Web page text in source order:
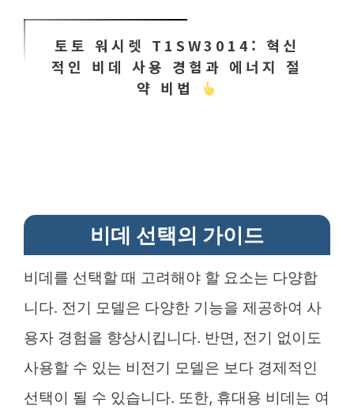
토토 워시렛 T1SW3014: 혁신
적인 비데 사용 경험과 에너지 절
약 비법
비데 선택의 가이드
비데를 선택할 때 고려해야 할 요소는 다양합
니다. 전기 모델은 다양한 기능을 제공하여 사
용자 경험을 향상시킵니다. 반면, 전기 없이도
사용할 수 있는 비전기 모델은 보다 경제적인
선택이 될 수 있습니다. 또한, 휴대용 비데는 여